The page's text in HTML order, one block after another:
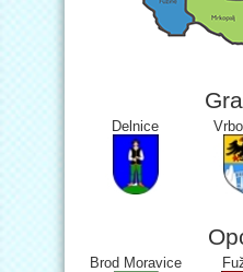
Delnice
Brod Moravice